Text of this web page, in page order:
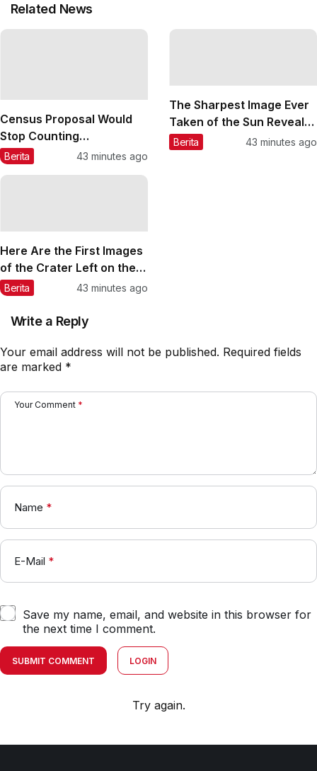
Related News
Census Proposal Would
Stop Counting
Undocumented
Berita 43 minutes ago
The Sharpest Image Ever
Taken of the Sun Reveals
a Hidden Phenomenon
Berita 43 minutes ago
Here Are the First Images
of the Crater Left on the
Moon by SpaceX’s Rocket
Berita 43 minutes ago
Write a Reply
Your email address will not be published. Required fields
are marked *
Your Comment *
Name *
E-Mail *
Save my name, email, and website in this browser for
the next time I comment.
SUBMIT COMMENT LOGIN
Try again.